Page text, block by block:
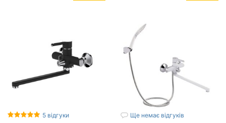
5 відгуки Ще немає відгуків